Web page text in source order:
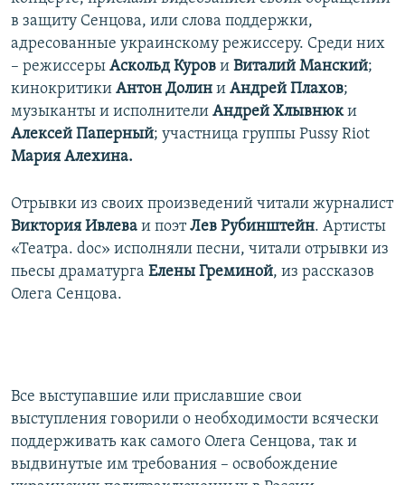
в защиту Сенцова, или слова поддержки,
адресованные украинскому режиссеру. Среди них
– режиссеры Аскольд Куров и Виталий Манский;
кинокритики Антон Долин и Андрей Плахов;
музыканты и исполнители Андрей Хлывнюки
Алексей Паперный; участница группы Pussy Riot
Мария Алехина.
Отрывки из своих произведений читали журналист
Виктория Ивлева и поэтЛев Рубинштейн. Артисты
«Театра. doc» исполняли песни, читали отрывки из
пьесы драматурга Елены Греминой, из рассказов
Олега Сенцова.​
Все выступавшие или приславшие свои
выступления говорили о необходимости всячески
поддерживать как самого Олега Сенцова, так и
выдвинутые им требования – освобождение